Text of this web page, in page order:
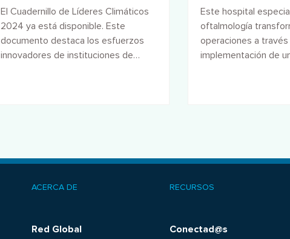
El Cuadernillo de Líderes Climáticos
2024 ya está disponible. Este
documento destaca los esfuerzos
innovadores de instituciones de
Ramad de Egipto
Este hospital
oftalmología
operaciones a través
implementación de
menu
ACERCA DE
Red Global
RECURSOS
Conectad@s